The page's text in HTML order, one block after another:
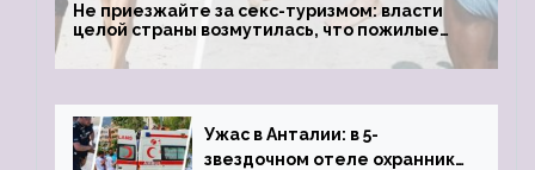
Не приезжайте за секс-туризмом: власти
целой страны возмутилась, что пожилые
туристки массово едут к ним, чтобы
обзавестись молодыми любовниками
Ужас в Анталии: в 5-
звездочном отеле охранник